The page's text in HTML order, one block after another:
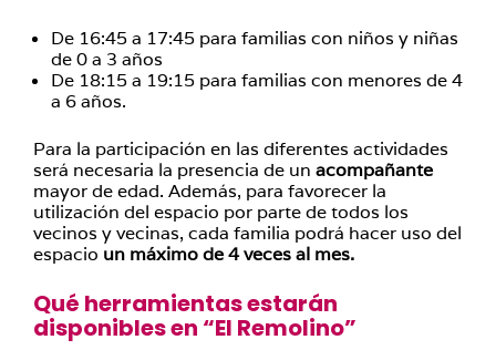
De 16:45 a 17:45 para familias con niños y niñas
de 0 a 3 años
De 18:15 a 19:15 para familias con menores de 4
a 6 años.
Para la participación en las diferentes actividades
será necesaria la presencia de un acompañante
mayor de edad. Además, para favorecer la
utilización del espacio por parte de todos los
vecinos y vecinas, cada familia podrá hacer uso del
espacio un máximo de 4 veces al mes.
Qué herramientas estarán
disponibles en “El Remolino”